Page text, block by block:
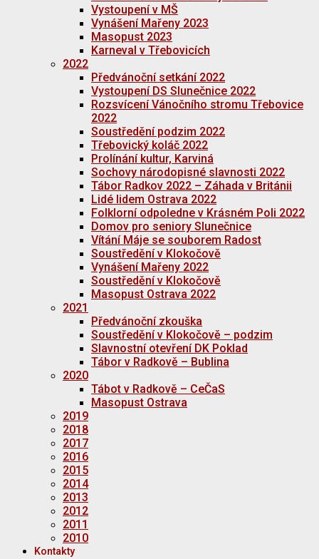
Vystoupení v MŠ
Vynášení Mařeny 2023
Masopust 2023
Karneval v Třebovicích
2022
Předvánoční setkání 2022
Vystoupení DS Slunečnice 2022
Rozsvícení Vánočního stromu Třebovice
2022
Soustředění podzim 2022
Třebovický koláč 2022
Prolínání kultur, Karviná
Sochovy národopisné slavnosti 2022
Tábor Radkov 2022 – Záhada v Británii
Lidé lidem Ostrava 2022
Folklorní odpoledne v Krásném Poli 2022
Domov pro seniory Slunečnice
Vítání Máje se souborem Radost
Soustředění v Klokočově
Vynášení Mařeny 2022
Soustředění v Klokočově
Masopust Ostrava 2022
2021
Předvánoční zkouška
Soustředění v Klokočově – podzim
Slavnostní otevření DK Poklad
Tábor v Radkově – Bublina
2020
Tábot v Radkově – CeČaS
Masopust Ostrava
2019
2018
2017
2016
2015
2014
2013
2012
2011
2010
Kontakty